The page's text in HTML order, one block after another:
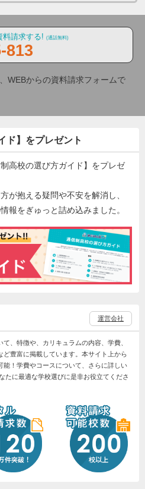
料請求する! (通話無料)
813
WEBからの資料請求フォームで
ド】をプレゼント
高校の選び方ガイド】をプレゼ
が抱える疑問や不安を解消し、
報をぎゅっと詰め込みました。
運営会社
、特徴や、カリキュラムの内容、学費、
ど豊富に掲載しています。本サイト上から
！学費やコースについて、さらに詳しい
たに最適な学校選びに是非お役立てくださ